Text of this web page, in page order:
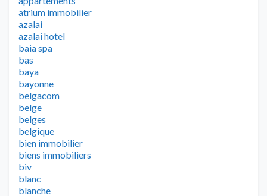
atrium immobilier
azalai
azalai hotel
baia spa
bas
baya
bayonne
belgacom
belge
belges
belgique
bien immobilier
biens immobiliers
biv
blanc
blanche